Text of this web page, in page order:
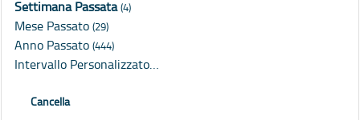
Settimana Passata(4)
Mese Passato (29)
Anno Passato (444)
Intervallo Personalizzato…
Cancella